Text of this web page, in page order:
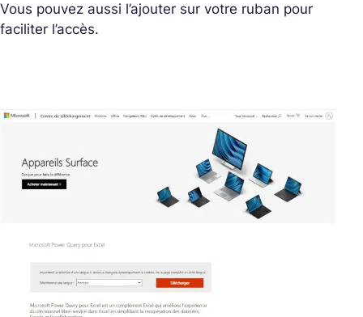
Vous pouvez aussi l’ajouter sur votre ruban pour
faciliter l’accès.